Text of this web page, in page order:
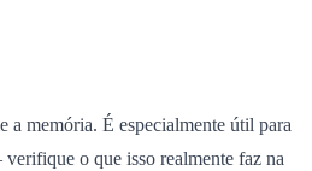
a memória. É especialmente útil para
o que isso realmente faz na